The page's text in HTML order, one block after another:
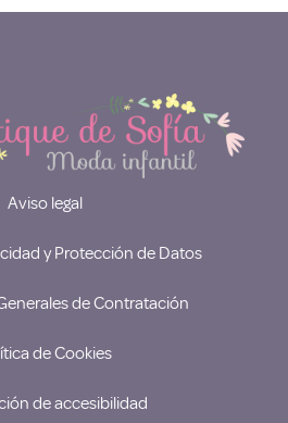
Aviso legal
y Protección de Datos
de Contratación
de Cookies
de accesibilidad